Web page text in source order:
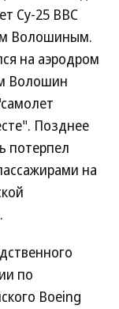
Су-25 ВВС
Волошиным.
на аэродром
Волошин
Позднее
потерпел
на
по
Boeing